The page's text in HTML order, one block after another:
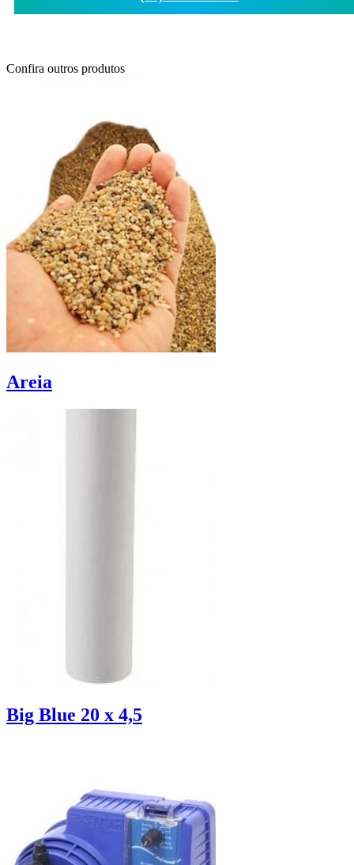
Confira outros produtos
Areia
Big Blue 20 x 4,5